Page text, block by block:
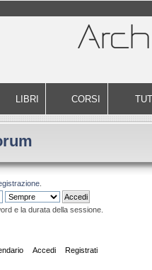
LIBRI CORSI
.
e la durata della sessione.
Accedi Registrati